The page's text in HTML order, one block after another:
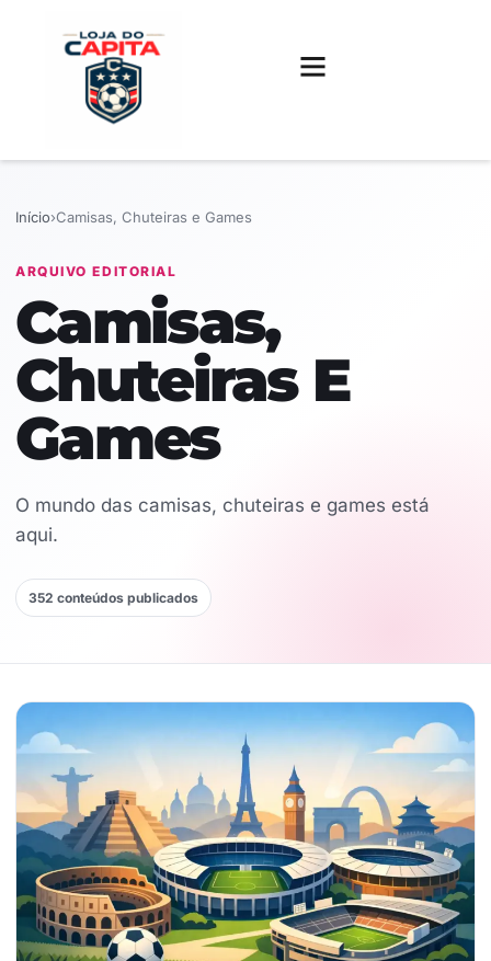
Início›Camisas, Chuteiras e Games
ARQUIVO EDITORIAL
Camisas,
Chuteiras E
Games
O mundo das camisas, chuteiras e games está
aqui.
352 conteúdos publicados